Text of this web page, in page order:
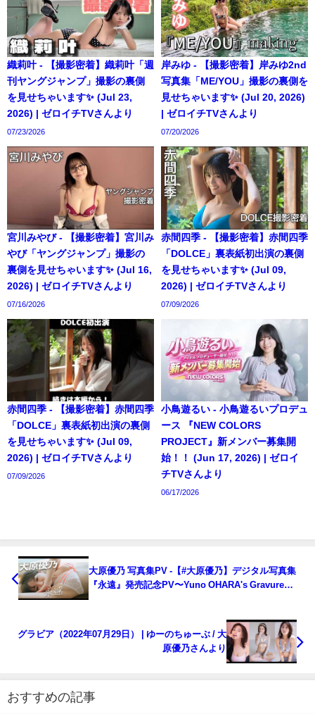
織莉叶 - 【撮影密着】織莉叶「週
刊ヤングジャンプ」撮影の裏側
を見せちゃいます✨ (Jul 23,
2026) | ゼロイチTVさんより
07/23/2026
岸みゆ - 【撮影密着】岸みゆ2nd
写真集「ME/YOU」撮影の裏側を
見せちゃいます✨ (Jul 20, 2026)
| ゼロイチTVさんより
07/20/2026
宮川みやび - 【撮影密着】宮川み
やび「ヤングジャンプ」撮影の
裏側を見せちゃいます✨ (Jul 16,
2026) | ゼロイチTVさんより
07/16/2026
赤間四季 - 【撮影密着】赤間四季
「DOLCE」裏表紙初出演の裏側
を見せちゃいます✨ (Jul 09,
2026) | ゼロイチTVさんより
07/09/2026
赤間四季 - 【撮影密着】赤間四季
「DOLCE」裏表紙初出演の裏側
を見せちゃいます✨ (Jul 09,
2026) | ゼロイチTVさんより
07/09/2026
小鳥遊るい - 小鳥遊るいプロデュ
ース 『NEW COLORS
PROJECT』新メンバー募集開
始！！ (Jun 17, 2026) | ゼロイ
チTVさんより
06/17/2026
大原優乃 写真集PV -【#大原優乃】デジタル写真集
『永遠』発売記念PV〜Yuno OHARA's Gravure
グラビア（2022年07月29日） | ゆーのちゅーぶ / 大
原優乃さんより
おすすめの記事